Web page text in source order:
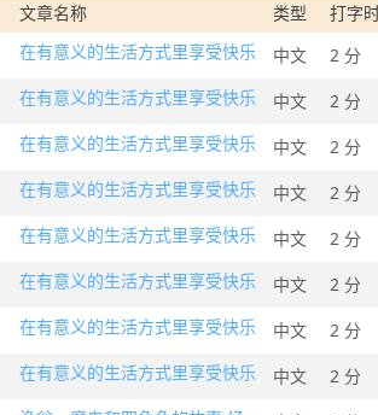
文章名称 类型
打字
在有意义的生活方式里享受快乐 中文
2 分
在有意义的生活方式里享受快乐 中文
2 分
在有意义的生活方式里享受快乐 中文
2 分
在有意义的生活方式里享受快乐 中文
2 分
在有意义的生活方式里享受快乐 中文
2 分
在有意义的生活方式里享受快乐 中文
2 分
在有意义的生活方式里享受快乐 中文
2 分
在有意义的生活方式里享受快乐 中文
2 分